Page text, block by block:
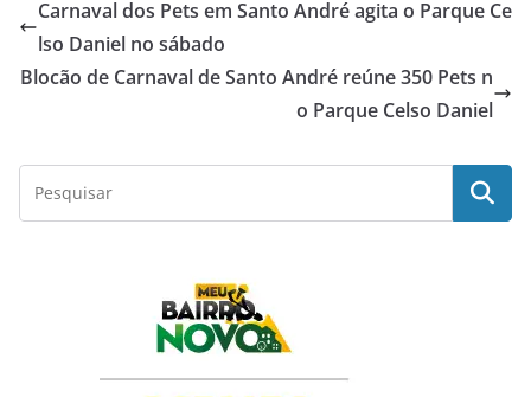
e
o
o
t
A
p
e
r
e
d
I
e
Carnaval dos Pets em Santo André agita o Parque Ce
lso Daniel no sábado
Blocão de Carnaval de Santo André reúne 350 Pets n
o Parque Celso Daniel